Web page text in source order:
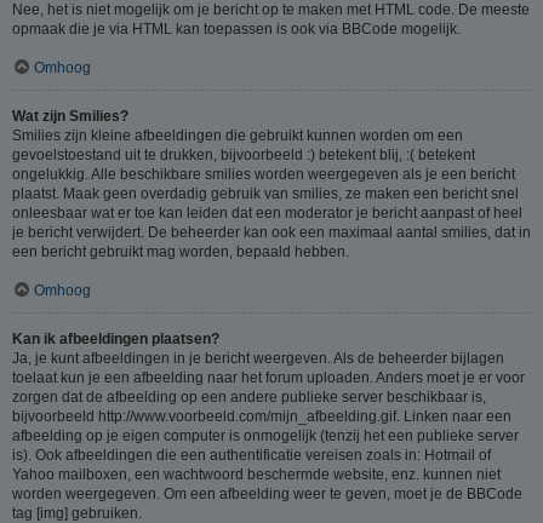
Nee, het is niet mogelijk om je bericht op te maken met HTML code. De meeste
opmaak die je via HTML kan toepassen is ook via BBCode mogelijk.
Omhoog
Wat zijn Smilies?
Smilies zijn kleine afbeeldingen die gebruikt kunnen worden om een
gevoelstoestand uit te drukken, bijvoorbeeld :) betekent blij, :( betekent
ongelukkig. Alle beschikbare smilies worden weergegeven als je een bericht
plaatst. Maak geen overdadig gebruik van smilies, ze maken een bericht snel
onleesbaar wat er toe kan leiden dat een moderator je bericht aanpast of heel
je bericht verwijdert. De beheerder kan ook een maximaal aantal smilies, dat in
een bericht gebruikt mag worden, bepaald hebben.
Omhoog
Kan ik afbeeldingen plaatsen?
Ja, je kunt afbeeldingen in je bericht weergeven. Als de beheerder bijlagen
toelaat kun je een afbeelding naar het forum uploaden. Anders moet je er voor
zorgen dat de afbeelding op een andere publieke server beschikbaar is,
bijvoorbeeld http://www.voorbeeld.com/mijn_afbeelding.gif. Linken naar een
afbeelding op je eigen computer is onmogelijk (tenzij het een publieke server
is). Ook afbeeldingen die een authentificatie vereisen zoals in: Hotmail of
Yahoo mailboxen, een wachtwoord beschermde website, enz. kunnen niet
worden weergegeven. Om een afbeelding weer te geven, moet je de BBCode
tag [img] gebruiken.